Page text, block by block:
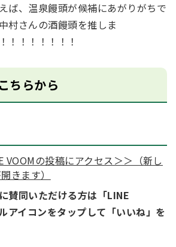
ば、温泉饅頭が候補にあがりがちで
村さんの酒饅頭を推しま
！！！！！！！
ちらから
VOOMの投稿にアクセス＞＞（新し
きます）
賛同いただける方は「LINE
アイコンをタップして「いいね」を